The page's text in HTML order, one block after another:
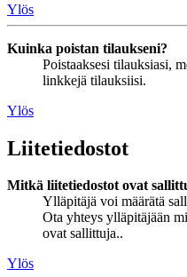
Ylös
Kuinka poistan tilaukseni?
Poistaaksesi tilauksiasi,
linkkejä tilauksiisi.
Ylös
Liitetiedostot
Mitkä liitetiedostot ovat
Ylläpitäjä voi määrätä
Ota yhteys ylläpitäjään
ovat sallittuja..
Ylös